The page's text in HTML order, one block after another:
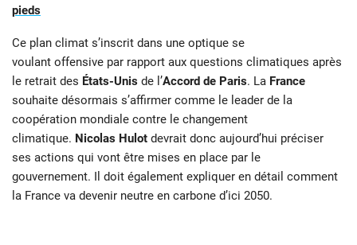
pieds
Ce plan climat s’inscrit dans une optique se
voulant offensive par rapport aux questions climatiques après
le retrait des États-Unis de l’Accord de Paris. La France
souhaite désormais s’affirmer comme le leader de la
coopération mondiale contre le changement
climatique. Nicolas Hulot devrait donc aujourd’hui préciser
ses actions qui vont être mises en place par le
gouvernement. Il doit également expliquer en détail comment
la France va devenir neutre en carbone d’ici 2050.